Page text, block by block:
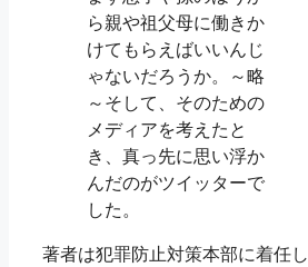
ら親や祖父母に働きか
けてもらえばいいんじ
ゃないだろうか。～略
～そして、そのための
メディアを考えたと
き、真っ先に思い浮か
んだのがツイッターで
した。
著者は犯罪防止対策本部に着任し